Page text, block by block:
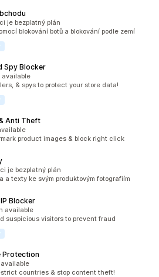
211
je bezplatný plán
blokování botů a blokování podle zemí
Spy Blocker
54
available
& spys to protect your store data!
Anti Theft
6
product images & block right click
301
je bezplatný plán
a texty ke svým produktovým fotografiím
Blocker
102
available
suspicious visitors to prevent fraud
Protection
14
countries & stop content theft!